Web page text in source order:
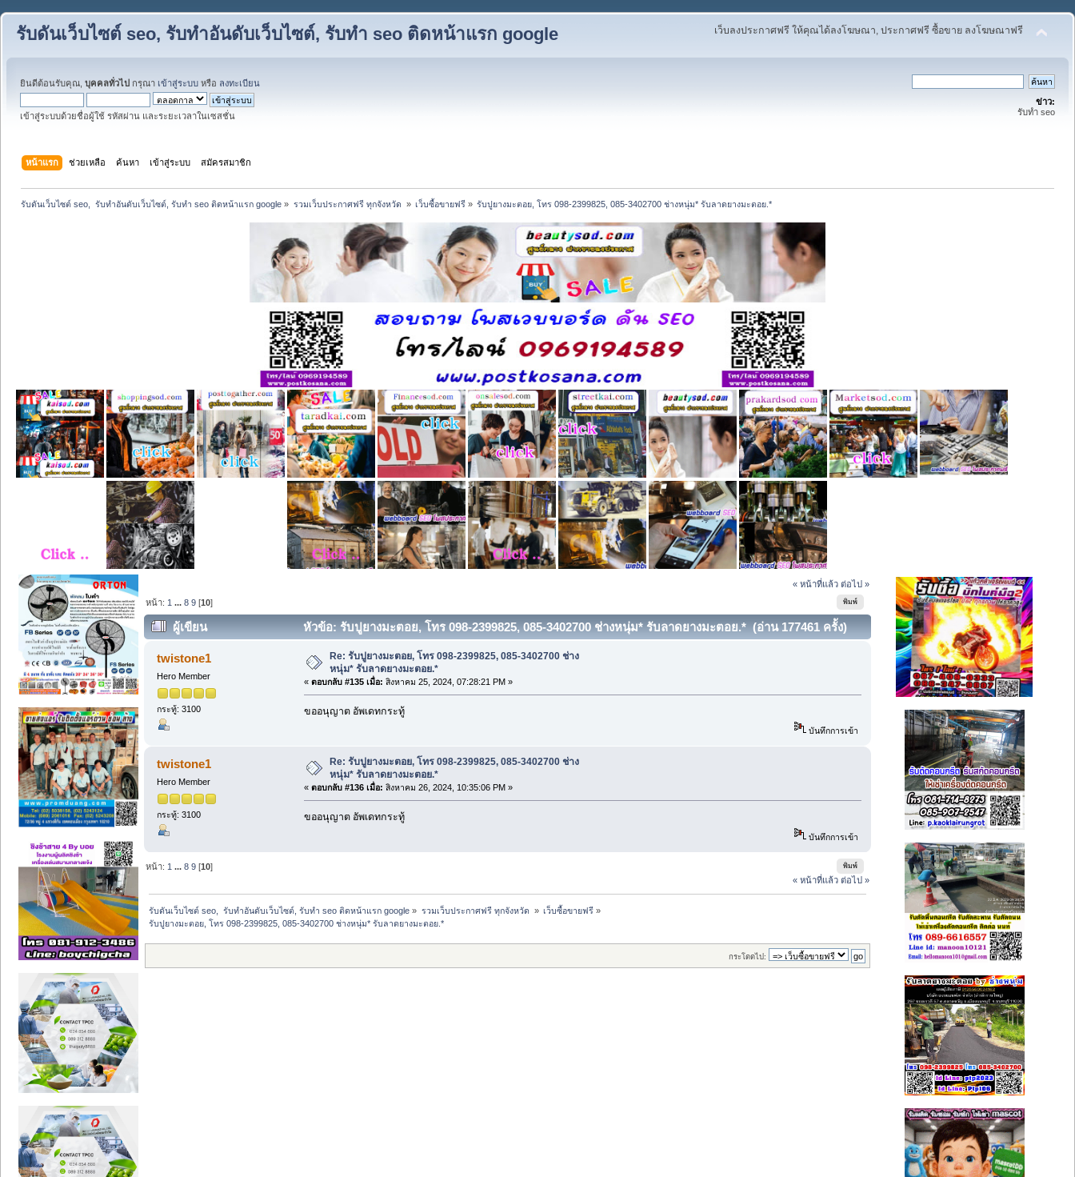
รับดันเว็บไซต์ seo, รับทำอันดับเว็บไซต์, รับทำ seo ติดหน้าแรก google เว็บลงประกาศฟรี ให้คุณได้ลงโฆษณา, ประกาศฟรี ซื้อขาย ลงโฆษณาฟรี
ยินดีต้อนรับคุณ, บุคคลทั่วไป กรุณา เข้าสู่ระบบ หรือ ลงทะเบียน
เข้าสู่ระบบด้วยชื่อผู้ใช้ รหัสผ่าน และระยะเวลาในเซสชั่น
ข่าว:
รับทำ seo
หน้าแรก ช่วยเหลือ ค้นหา เข้าสู่ระบบ สมัครสมาชิก
รับดันเว็บไซต์ seo,  รับทำอันดับเว็บไซต์, รับทำ seo ติดหน้าแรก google » รวมเว็บประกาศฟรี ทุกจังหวัด » เว็บซื้อขายฟรี» รับปูยางมะตอย, โทร 098-2399825, 085-3402700 ช่างหนุ่ม* รับลาดยางมะตอย.*
« หน้าที่แล้ว ต่อไป »
พิมพ์
หน้า: 1 ...8 9 [10]
ผู้เขียน หัวข้อ: รับปูยางมะตอย, โทร 098-2399825, 085-3402700 ช่างหนุ่ม* รับลาดยางมะตอย.* (อ่าน 177461 ครั้ง)
twistone1
Hero Member
กระทู้: 3100
Re: รับปูยางมะตอย, โทร 098-2399825, 085-3402700 ช่าง
หนุ่ม* รับลาดยางมะตอย.*
« ตอบกลับ #135 เมื่อ: สิงหาคม 25, 2024, 07:28:21 PM »
ขออนุญาต อัพเดทกระทู้
บันทึกการเข้า
twistone1
Hero Member
กระทู้: 3100
Re: รับปูยางมะตอย, โทร 098-2399825, 085-3402700 ช่าง
หนุ่ม* รับลาดยางมะตอย.*
« ตอบกลับ #136 เมื่อ: สิงหาคม 26, 2024, 10:35:06 PM »
ขออนุญาต อัพเดทกระทู้
บันทึกการเข้า
พิมพ์
หน้า: 1 ...8 9 [10]
« หน้าที่แล้ว ต่อไป »
รับดันเว็บไซต์ seo,  รับทำอันดับเว็บไซต์, รับทำ seo ติดหน้าแรก google » รวมเว็บประกาศฟรี ทุกจังหวัด » เว็บซื้อขายฟรี»
รับปูยางมะตอย, โทร 098-2399825, 085-3402700 ช่างหนุ่ม* รับลาดยางมะตอย.*
กระโดดไป: